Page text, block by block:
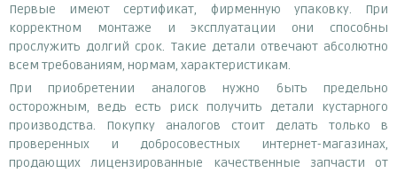
Первые имеют сертификат, фирменную упаковку. При
корректном монтаже и эксплуатации они способны
прослужить долгий срок. Такие детали отвечают абсолютно
всем требованиям, нормам, характеристикам.
При приобретении аналогов нужно быть предельно
осторожным, ведь есть риск получить детали кустарного
производства. Покупку аналогов стоит делать только в
проверенных и добросовестных интернет-магазинах,
продающих лицензированные качественные запчасти от